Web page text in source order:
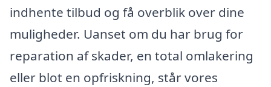
indhente tilbud og få overblik over dine
muligheder. Uanset om du har brug for
reparation af skader, en total omlakering
eller blot en opfriskning, står vores